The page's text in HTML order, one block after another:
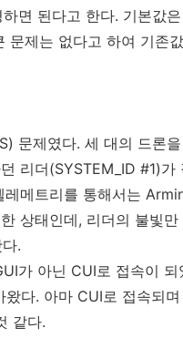
하면 된다고 한다. 기본값
문제는 없다고 하여 기존
문제였다. 세 대의 드론
리더(SYSTEM_ID #1)
메트리를 통해서는
상태인데, 리더의 불빛
.
가 아닌 CUI로 접속이
다. 아마 CUI로 접속되
같다.